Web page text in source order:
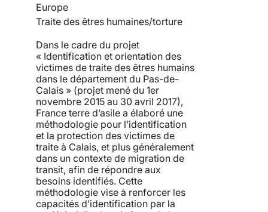
Europe
Traite des êtres humaines/torture
Dans le cadre du projet
« Identification et orientation des
victimes de traite des êtres humains
dans le département du Pas-de-
Calais » (projet mené du 1er
novembre 2015 au 30 avril 2017),
France terre d’asile a élaboré une
méthodologie pour l’identification
et la protection des victimes de
traite à Calais, et plus généralement
dans un contexte de migration de
transit, afin de répondre aux
besoins identifiés. Cette
méthodologie vise à renforcer les
capacités d’identification par la